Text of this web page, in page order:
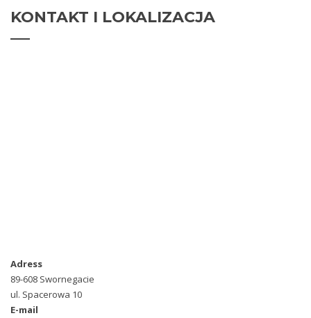
KONTAKT I LOKALIZACJA
Adress
89-608 Swornegacie
ul. Spacerowa 10
E-mail